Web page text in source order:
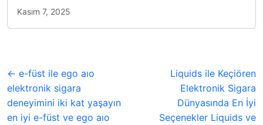
Kasım 7, 2025
← e-füst ile ego aıo
elektronik sigara
deneyimini iki kat yaşayın
en iyi e-füst ve ego aıo
Liquids ile Keçiören
Elektronik Sigara
Dünyasında En İyi
Seçenekler Liquids ve